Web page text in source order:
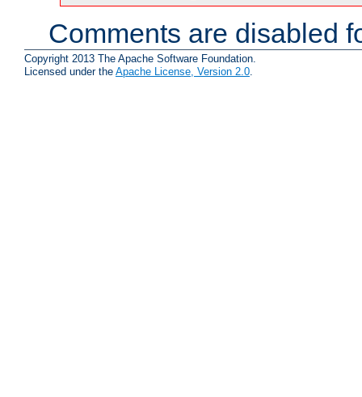
Comments are disabled
Copyright 2013 The Apache Software Foundation.
Licensed under the Apache License, Version 2.0